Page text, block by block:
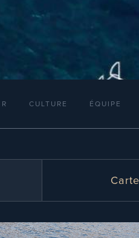
CULTURE ÉQUIPE
Carte